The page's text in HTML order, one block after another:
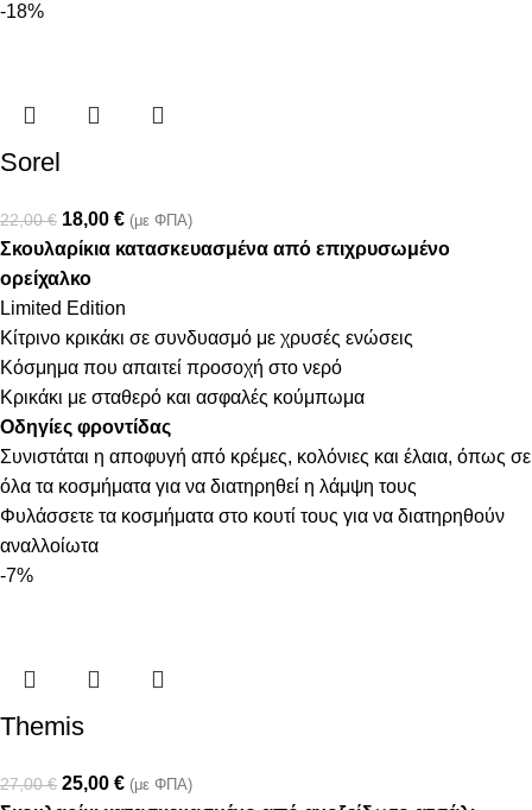
-18%
Sorel
22,00€ 18,00 € (με ΦΠΑ)
Σκουλαρίκια κατασκευασμένα από επιχρυσωμένο
ορείχαλκο
Limited Edition
Κίτρινο κρικάκι σε συνδυασμό με χρυσές ενώσεις
Κόσμημα που απαιτεί προσοχή στο νερό
Κρικάκι με σταθερό και ασφαλές κούμπωμα
Οδηγίες φροντίδας
Συνιστάται η αποφυγή από κρέμες, κολόνιες και έλαια, όπως σε
όλα τα κοσμήματα για να διατηρηθεί η λάμψη τους
Φυλάσσετε τα κοσμήματα στο κουτί τους για να διατηρηθούν
αναλλοίωτα
-7%
Themis
27,00€ 25,00 € (με ΦΠΑ)